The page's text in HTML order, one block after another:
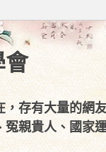
會
存有大量的網
冤親貴人、國家